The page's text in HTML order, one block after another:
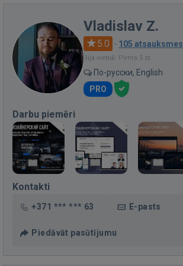
Vladislav Z.
5.0 · 105 atsauksmes
Bija vietnē: Pirms 5 st.
По-русски, English
PRO
Darbu piemēri
Kontakti
+371 *** *** 63 E-pasts
Piedāvāt pasūtījumu